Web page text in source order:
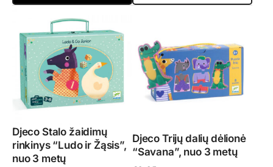
Djeco Stalo žaidimų
rinkinys “Ludo ir Žąsis”,
nuo 3 metų
Djeco Trijų dalių dėlionė
“Savana”, nuo 3 metų